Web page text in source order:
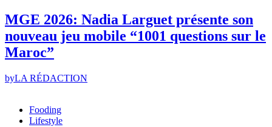
MGE 2026: Nadia Larguet présente son
nouveau jeu mobile “1001 questions sur le
Maroc”
byLA RÉDACTION
Fooding
Lifestyle